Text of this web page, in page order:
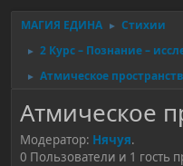
МАГИЯ ЕДИНА ► Стихии
► 2 Курс – Познание –
► Атмическое
Атмическое
Модератор: Нячуя.
0 Пользователи и 1 гость